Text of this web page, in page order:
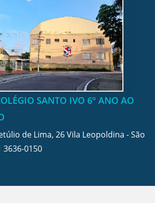
SANTO IVO 6º ANO AO
de Lima, 26 Vila Leopoldina - São
3636-0150